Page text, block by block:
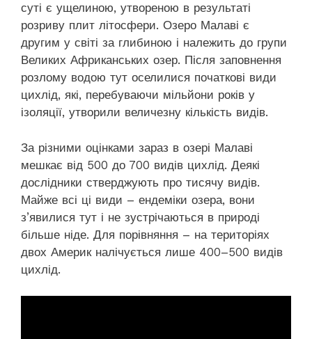
суті є ущелиною, утвореною в результаті
розриву плит літосфери. Озеро Малаві є
другим у світі за глибиною і належить до групи
Великих Африканських озер. Після заповнення
розлому водою тут оселилися початкові види
цихлід, які, перебуваючи мільйони років у
ізоляції, утворили величезну кількість видів.
За різними оцінками зараз в озері Малаві
мешкає від 500 до 700 видів цихлід. Деякі
дослідники стверджують про тисячу видів.
Майже всі ці види – ендеміки озера, вони
з’явилися тут і не зустрічаються в природі
більше ніде. Для порівняння – на територіях
двох Америк налічується лише 400–500 видів
цихлід.